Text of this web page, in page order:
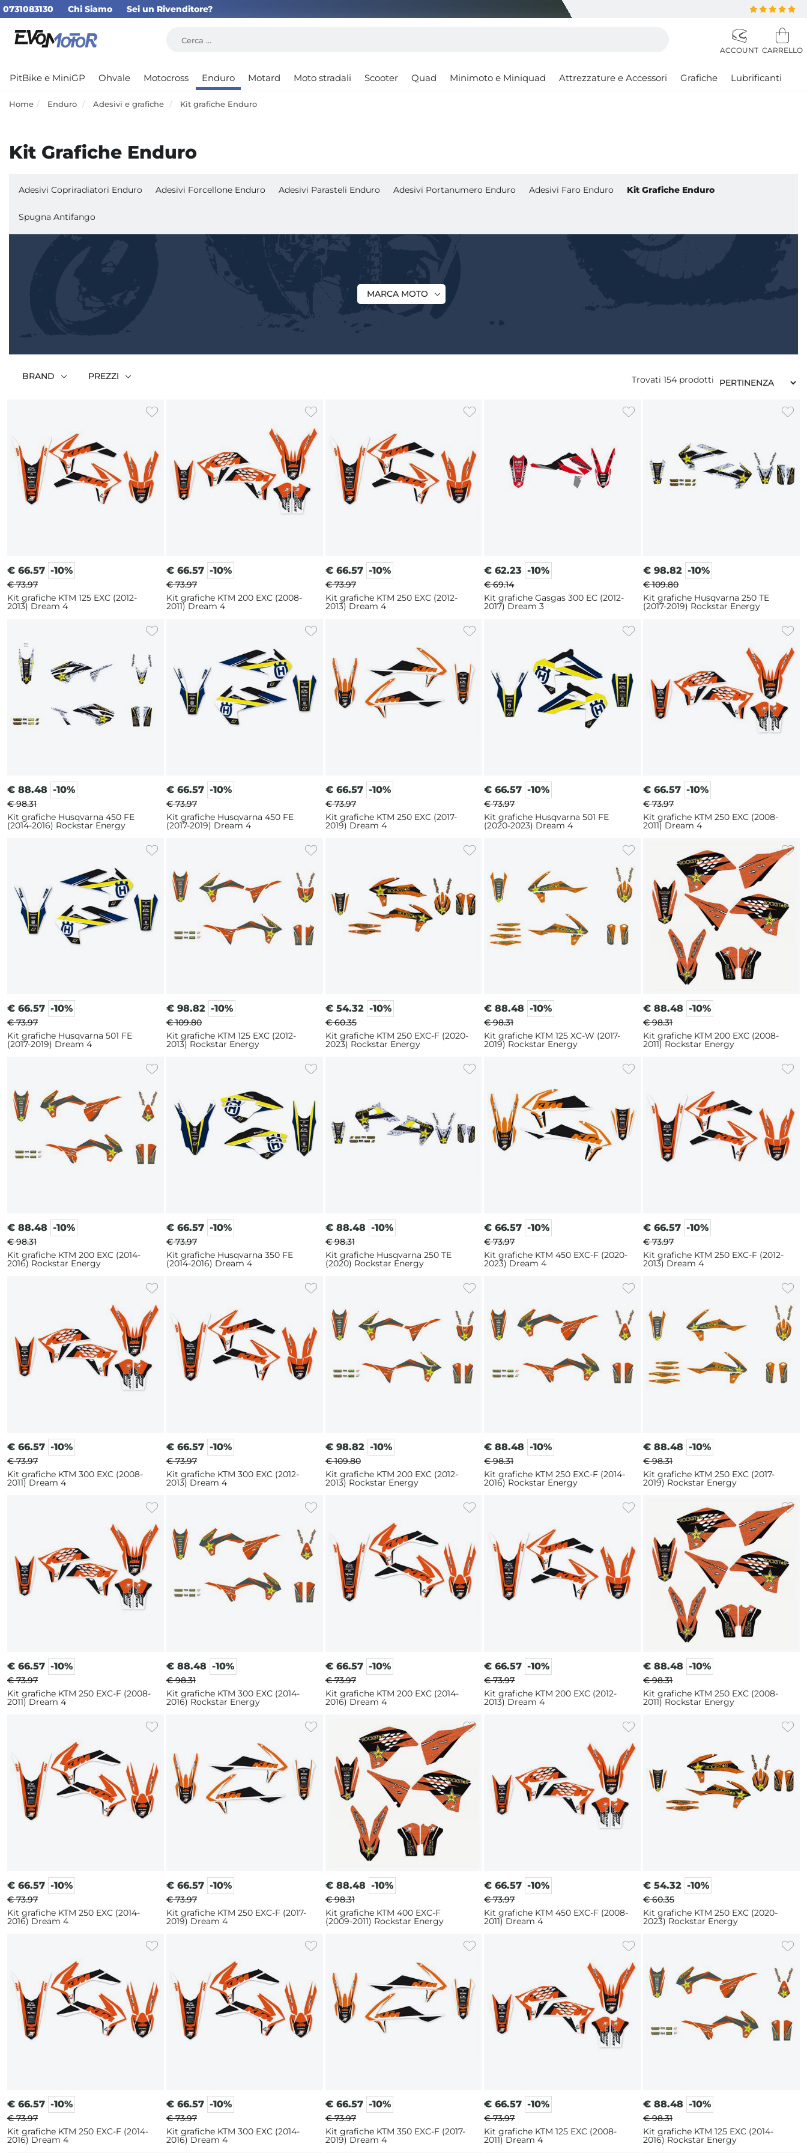
0731083130 Chi Siamo Sei un Rivenditore?
PitBike e MiniGP Ohvale Motocross Enduro Motard Moto stradali Scooter Quad Minimoto e Miniquad Attrezzature e Accessori Grafiche Lubrificanti
Home Enduro Adesivi e grafiche Kit grafiche Enduro
Kit Grafiche Enduro
Adesivi Copriradiatori Enduro Adesivi Forcellone Enduro Adesivi Parasteli Enduro Adesivi Portanumero Enduro Adesivi Faro Enduro Kit Grafiche Enduro
Spugna Antifango
MARCA MOTO
BRAND PREZZI Trovati 154 prodotti
€ 66.57 -10%
€ 73.97
Kit grafiche KTM 125 EXC (2012-
2013) Dream 4
€ 66.57 -10%
€ 73.97
Kit grafiche KTM 200 EXC (2008-
2011) Dream 4
€ 66.57 -10%
€ 73.97
Kit grafiche KTM 250 EXC (2012-
2013) Dream 4
€ 62.23 -10%
€ 69.14
Kit grafiche Gasgas 300 EC (2012-
2017) Dream 3
€ 98.82 -10%
€ 109.80
Kit grafiche Husqvarna 250 TE
(2017-2019) Rockstar Energy
€ 88.48 -10%
€ 98.31
Kit grafiche Husqvarna 450 FE
(2014-2016) Rockstar Energy
€ 66.57 -10%
€ 73.97
Kit grafiche Husqvarna 450 FE
(2017-2019) Dream 4
€ 66.57 -10%
€ 73.97
Kit grafiche KTM 250 EXC (2017-
2019) Dream 4
€ 66.57 -10%
€ 73.97
Kit grafiche Husqvarna 501 FE
(2020-2023) Dream 4
€ 66.57 -10%
€ 73.97
Kit grafiche KTM 250 EXC (2008-
2011) Dream 4
€ 66.57 -10%
€ 73.97
Kit grafiche Husqvarna 501 FE
(2017-2019) Dream 4
€ 98.82 -10%
€ 109.80
Kit grafiche KTM 125 EXC (2012-
2013) Rockstar Energy
€ 54.32 -10%
€ 60.35
Kit grafiche KTM 250 EXC-F (2020-
2023) Rockstar Energy
€ 88.48 -10%
€ 98.31
Kit grafiche KTM 125 XC-W (2017-
2019) Rockstar Energy
€ 88.48 -10%
€ 98.31
Kit grafiche KTM 200 EXC (2008-
2011) Rockstar Energy
€ 88.48 -10%
€ 98.31
Kit grafiche KTM 200 EXC (2014-
2016) Rockstar Energy
€ 66.57 -10%
€ 73.97
Kit grafiche Husqvarna 350 FE
(2014-2016) Dream 4
€ 88.48 -10%
€ 98.31
Kit grafiche Husqvarna 250 TE
(2020) Rockstar Energy
€ 66.57 -10%
€ 73.97
Kit grafiche KTM 450 EXC-F (2020-
2023) Dream 4
€ 66.57 -10%
€ 73.97
Kit grafiche KTM 250 EXC-F (2012-
2013) Dream 4
€ 66.57 -10%
€ 73.97
Kit grafiche KTM 300 EXC (2008-
2011) Dream 4
€ 66.57 -10%
€ 73.97
Kit grafiche KTM 300 EXC (2012-
2013) Dream 4
€ 98.82 -10%
€ 109.80
Kit grafiche KTM 200 EXC (2012-
2013) Rockstar Energy
€ 88.48 -10%
€ 98.31
Kit grafiche KTM 250 EXC-F (2014-
2016) Rockstar Energy
€ 88.48 -10%
€ 98.31
Kit grafiche KTM 250 EXC (2017-
2019) Rockstar Energy
€ 66.57 -10%
€ 73.97
Kit grafiche KTM 250 EXC-F (2008-
2011) Dream 4
€ 88.48 -10%
€ 98.31
Kit grafiche KTM 300 EXC (2014-
2016) Rockstar Energy
€ 66.57 -10%
€ 73.97
Kit grafiche KTM 200 EXC (2014-
2016) Dream 4
€ 66.57 -10%
€ 73.97
Kit grafiche KTM 200 EXC (2012-
2013) Dream 4
€ 88.48 -10%
€ 98.31
Kit grafiche KTM 250 EXC (2008-
2011) Rockstar Energy
€ 66.57 -10%
€ 73.97
Kit grafiche KTM 250 EXC (2014-
2016) Dream 4
€ 66.57 -10%
€ 73.97
Kit grafiche KTM 250 EXC-F (2017-
2019) Dream 4
€ 88.48 -10%
€ 98.31
Kit grafiche KTM 400 EXC-F
(2009-2011) Rockstar Energy
€ 66.57 -10%
€ 73.97
Kit grafiche KTM 450 EXC-F (2008-
2011) Dream 4
€ 54.32 -10%
€ 60.35
Kit grafiche KTM 250 EXC (2020-
2023) Rockstar Energy
€ 66.57 -10%
€ 73.97
Kit grafiche KTM 250 EXC-F (2014-
2016) Dream 4
€ 66.57 -10%
€ 73.97
Kit grafiche KTM 300 EXC (2014-
2016) Dream 4
€ 66.57 -10%
€ 73.97
Kit grafiche KTM 350 EXC-F (2017-
2019) Dream 4
€ 66.57 -10%
€ 73.97
Kit grafiche KTM 125 EXC (2008-
2011) Dream 4
€ 88.48 -10%
€ 98.31
Kit grafiche KTM 125 EXC (2014-
2016) Rockstar Energy